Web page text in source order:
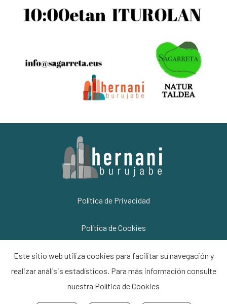
Política de Privacidad
Política de Cookies
Información Legal
Contacto
Este sitio web utiliza cookies para facilitar su navegación y
realizar análisis estadísticos. Para más información consulte
nuestra Política de Cookies